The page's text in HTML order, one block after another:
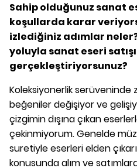
Sahip olduğunuz sanat
koşullarda karar
izlediğiniz adımlar
yoluyla sanat eseri satışı
gerçekleştiriyorsunuz?
Koleksiyonerlik serüveninde
beğeniler değişiyor ve
çizgimin dışına çıkan
çekinmiyorum. Genelde
suretiyle eserleri elden
konusunda alım ve